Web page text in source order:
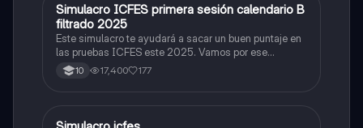
ICFES: Matemáticas
Simulacro ICFES primera sesión calendario B
filtrado 2025
Este simulacro te ayudará a sacar un buen puntaje en
las pruebas ICFES este 2025. Vamos por ese
500/500. Y poder ser admitido en la universidad que
quieras, estudiar la carrera que quieres y no la que te
10 17,400 177
ICFES: Lectura Crítica